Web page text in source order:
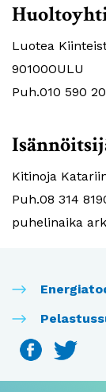
Luotea
90100OULU
Puh.010 590
Kitinoja
Puh.08 314
puhelinaika